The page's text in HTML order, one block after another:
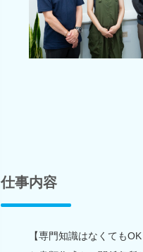
仕事内容
【専門知識はなくても